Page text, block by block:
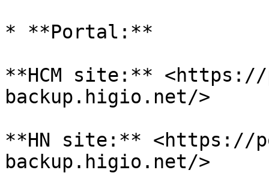
* **Portal:**
**HCM site:** <https://
backup.higio.net/>
**HN site:** <https://
backup.higio.net/>